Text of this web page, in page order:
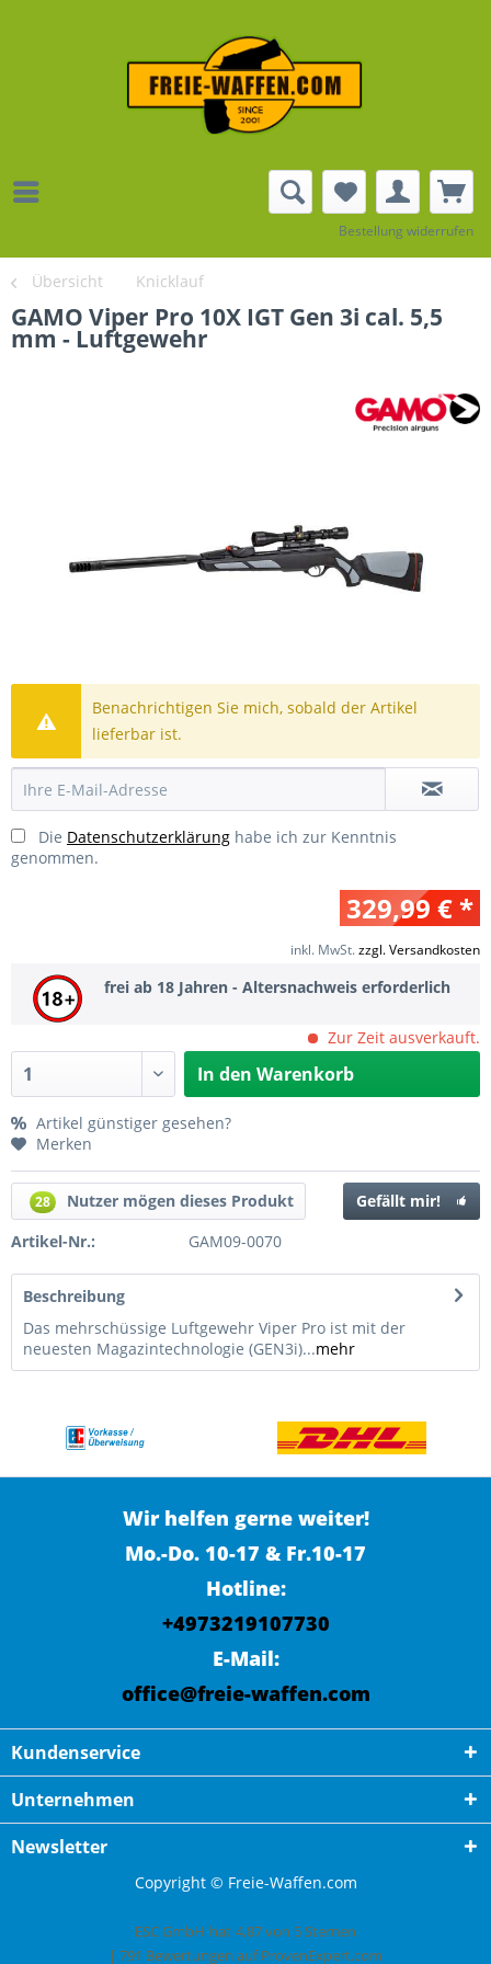
Bestellung widerrufen
Übersicht Knicklauf
GAMO Viper Pro 10X IGT Gen 3i cal. 5,5
mm - Luftgewehr
Benachrichtigen Sie mich, sobald der Artikel
lieferbar ist.
Die Datenschutzerklärung habe ich zur Kenntnis
genommen.
329,99 € *
inkl. MwSt.zzgl. Versandkosten
frei ab 18 Jahren - Altersnachweis erforderlich
Zur Zeit ausverkauft.
In den Warenkorb
Artikel günstiger gesehen?
Merken
28 Nutzer mögen dieses Produkt
Gefällt mir!
Artikel-Nr.:
GAM09-0070
Beschreibung
Das mehrschüssige Luftgewehr Viper Pro ist mit der
neuesten Magazintechnologie (GEN3i)...mehr
Wir helfen gerne weiter!
Mo.-Do. 10-17 & Fr.10-17
Hotline:
+4973219107730
E-Mail:
office@freie-waffen.com
Kundenservice
Unternehmen
Newsletter
Copyright © Freie-Waffen.com
ESC GmbH hat 4,87von 5Sternen
| 791 Bewertungen auf ProvenExpert.com